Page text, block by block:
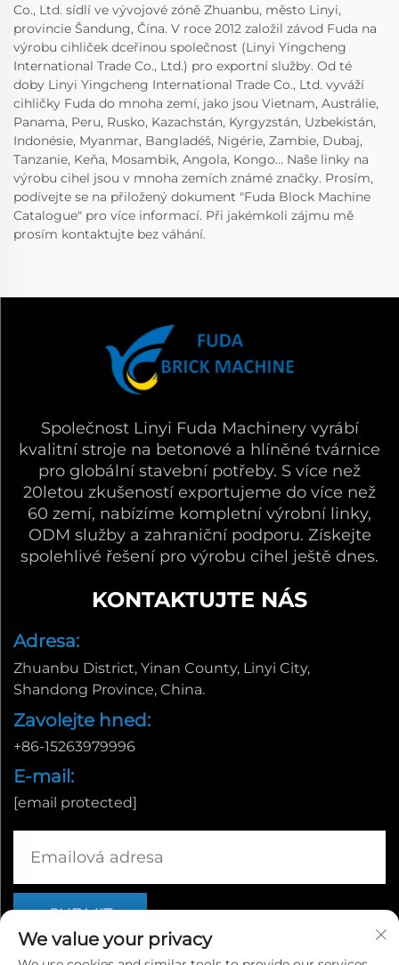
Co., Ltd. sídlí ve vývojové zóně Zhuanbu, město Linyi,
provincie Šandung, Čína. V roce 2012 založil závod Fuda na
výrobu cihliček dceřinou společnost (Linyi Yingcheng
International Trade Co., Ltd.) pro exportní služby. Od té
doby Linyi Yingcheng International Trade Co., Ltd. vyváží
cihličky Fuda do mnoha zemí, jako jsou Vietnam, Austrálie,
Panama, Peru, Rusko, Kazachstán, Kyrgyzstán, Uzbekistán,
Indonésie, Myanmar, Bangladéš, Nigérie, Zambie, Dubaj,
Tanzanie, Keňa, Mosambik, Angola, Kongo... Naše linky na
výrobu cihel jsou v mnoha zemích známé značky. Prosím,
podívejte se na přiložený dokument "Fuda Block Machine
Catalogue" pro více informací. Při jakémkoli zájmu mě
prosím kontaktujte bez váhání.
Společnost Linyi Fuda Machinery vyrábí
kvalitní stroje na betonové a hlíněné tvárnice
pro globální stavební potřeby. S více než
20letou zkušeností exportujeme do více než
60 zemí, nabízíme kompletní výrobní linky,
ODM služby a zahraniční podporu. Získejte
spolehlivé řešení pro výrobu cihel ještě dnes.
KONTAKTUJTE NÁS
Adresa:
Zhuanbu District, Yinan County, Linyi City,
Shandong Province, China.
Zavolejte hned:
+86-15263979996
E-mail:
[email protected]
We value your privacy